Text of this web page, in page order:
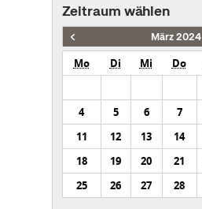
Zeitraum wählen
März 2024
Mo Di Mi Do
4
5 6 7
11
12 13 14
18
19 20 21
25
26 27 28